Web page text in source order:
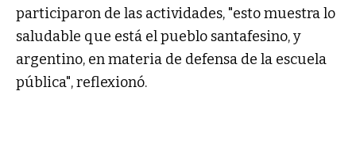
participaron de las actividades, "esto muestra lo
saludable que está el pueblo santafesino, y
argentino, en materia de defensa de la escuela
pública", reflexionó.